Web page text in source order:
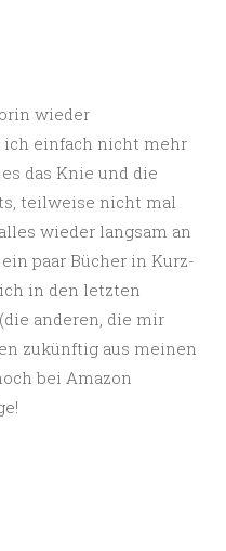
wieder
ich einfach nicht mehr
das Knie und die
teilweise nicht mal
wieder langsam an
paar Bücher in Kurz-
in den letzten
anderen, die mir
zukünftig aus meinen
bei Amazon